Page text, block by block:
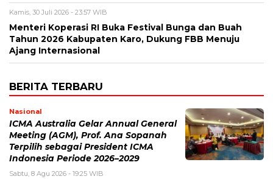
Kamis, 30 Juli 2026 - 23:57 WIB
Menteri Koperasi RI Buka Festival Bunga dan Buah
Tahun 2026 Kabupaten Karo, Dukung FBB Menuju
Ajang Internasional
BERITA TERBARU
Nasional
ICMA Australia Gelar Annual General
Meeting (AGM), Prof. Ana Sopanah
Terpilih sebagai President ICMA
Indonesia Periode 2026–2029
Sabtu, 8 Agu 2026 - 19:25 WIB